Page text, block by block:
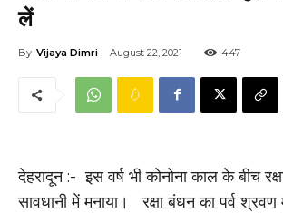
लें
By Vijaya Dimri August 22, 2021 447
देहरादून :- इस वर्ष भी कोनोना काल के बीच
सावधानी में मनाया। रक्षा बंधन का पर्व श्रवण